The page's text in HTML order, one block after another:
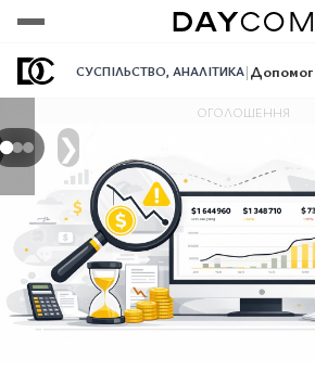
СУСПІЛЬСТВО, АНАЛІТИКА|
❯
ОГОЛОШЕННЯ